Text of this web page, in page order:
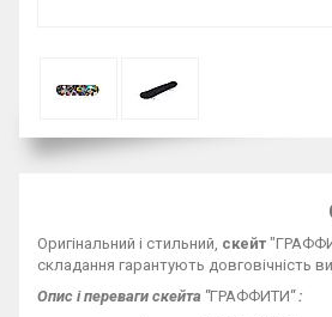
Оригінальний і стильний, скейт
складання гарантують довговічність
Опис і переваги скейта "ГРАФФИТИ" :